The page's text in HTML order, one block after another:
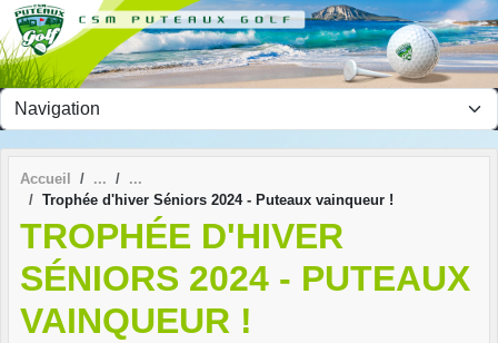
Accueil
Trophée d'hiver Séniors 2024 - Puteaux vainqueur !
TROPHÉE D'HIVER
SÉNIORS 2024 - PUTEAUX
VAINQUEUR !
Panneau de gestion des cookies